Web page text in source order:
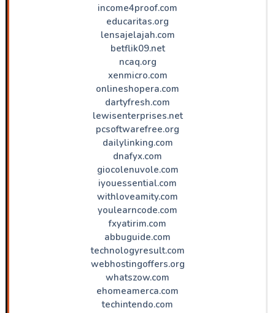
income4proof.com
educaritas.org
lensajelajah.com
betflik09.net
ncaq.org
xenmicro.com
onlineshopera.com
dartyfresh.com
lewisenterprises.net
pcsoftwarefree.org
dailylinking.com
dnafyx.com
giocolenuvole.com
iyouessential.com
withloveamity.com
youlearncode.com
fxyatirim.com
abbuguide.com
technologyresult.com
webhostingoffers.org
whatszow.com
ehomeamerca.com
techintendo.com